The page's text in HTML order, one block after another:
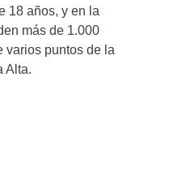
18 años, y en la
más de 1.000
varios puntos de la
Alta.